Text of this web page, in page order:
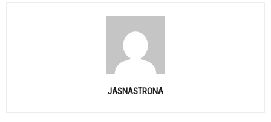
JASNASTRONA